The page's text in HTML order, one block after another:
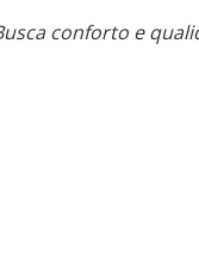
conforto e